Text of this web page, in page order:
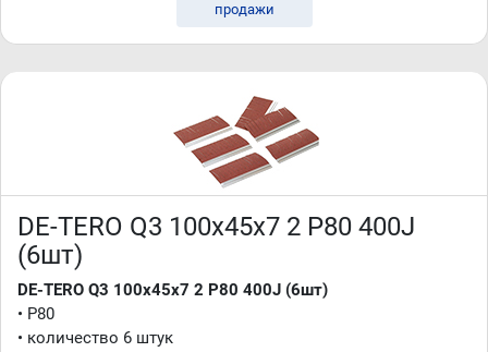
продажи
DE-TERO Q3 100х45х7 2 P80 400J
(6шт)
DE-TERO Q3 100х45х7 2 P80 400J (6шт)
• P80
• количество 6 штук